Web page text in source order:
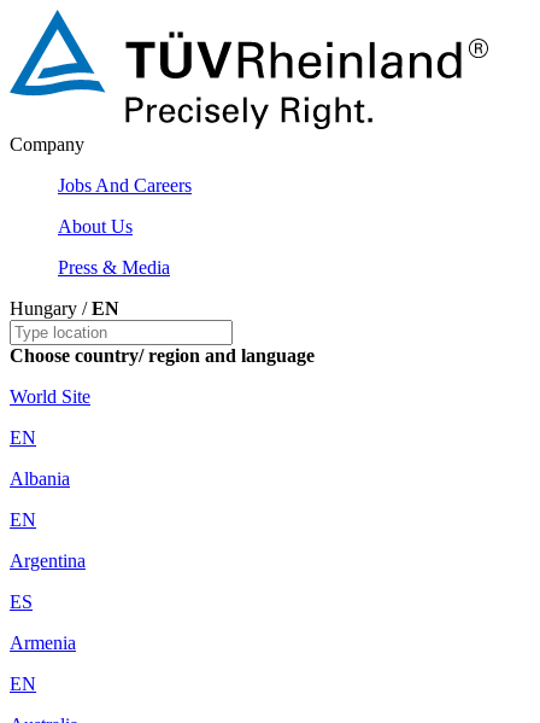
Company
Jobs And Careers
About Us
Press & Media
Hungary /EN
Choose country/ region and language
World Site
EN
Albania
EN
Argentina
ES
Armenia
EN